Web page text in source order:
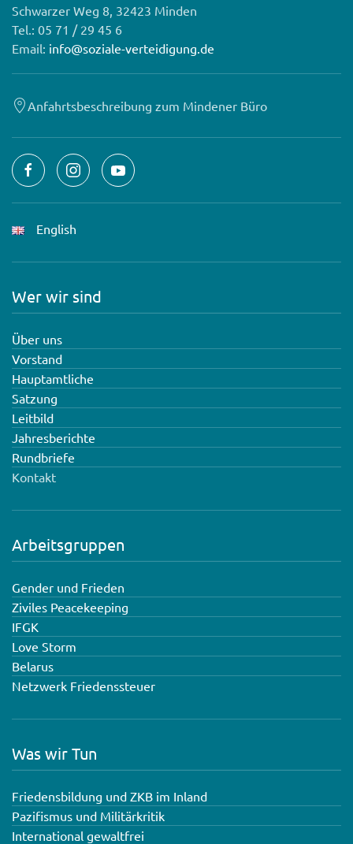
Schwarzer Weg 8, 32423 Minden
Tel.: 05 71 / 29 45 6
Email: info@soziale-verteidigung.de
Anfahrtsbeschreibung zum Mindener Büro
English
Wer wir sind
Über uns
Vorstand
Hauptamtliche
Satzung
Leitbild
Jahresberichte
Rundbriefe
Kontakt
Arbeitsgruppen
Gender und Frieden
Ziviles Peacekeeping
IFGK
Love Storm
Belarus
Netzwerk Friedenssteuer
Was wir Tun
Friedensbildung und ZKB im Inland
Pazifismus und Militärkritik
International gewaltfrei